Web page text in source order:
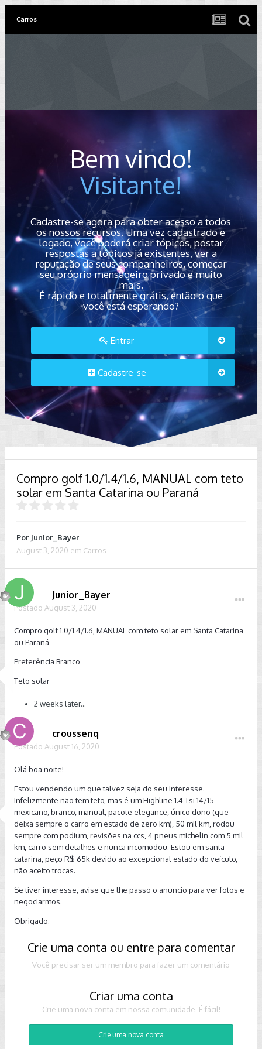
Carros
Bem vindo!
Visitante!
Cadastre-se agora para obter acesso a todos
os nossos recursos. Uma vez cadastrado e
logado, você poderá criar tópicos, postar
respostas a tópicos já existentes, ver a
reputação de seus companheiros, começar
seu próprio mensageiro privado e muito
mais.
É rápido e totalmente grátis, então o que
você está esperando?
Entrar
Cadastre-se
Compro golf 1.0/1.4/1.6, MANUAL com teto
solar em Santa Catarina ou Paraná
Por Junior_Bayer
August 3, 2020 em Carros
Junior_Bayer
Postado August 3, 2020
Compro golf 1.0/1.4/1.6, MANUAL com teto solar em Santa Catarina
ou Paraná
Preferência Branco
Teto solar
2 weeks later...
croussenq
Postado August 16, 2020
Olá boa noite!
Estou vendendo um que talvez seja do seu interesse.
Infelizmente não tem teto, mas é um Highline 1.4 Tsi 14/15
mexicano, branco, manual, pacote elegance, único dono (que
deixa sempre o carro em estado de zero km), 50 mil km, rodou
sempre com podium, revisões na ccs, 4 pneus michelin com 5 mil
km, carro sem detalhes e nunca incomodou. Estou em santa
catarina, peço R$ 65k devido ao excepcional estado do veículo,
não aceito trocas.
Se tiver interesse, avise que lhe passo o anuncio para ver fotos e
negociarmos.
Obrigado.
Crie uma conta ou entre para comentar
Você precisar ser um membro para fazer um comentário
Criar uma conta
Crie uma nova conta em nossa comunidade. É fácil!
Crie uma nova conta